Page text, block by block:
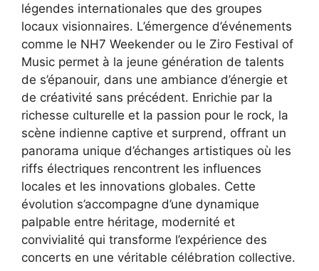
légendes internationales que des groupes
locaux visionnaires. L’émergence d’événements
comme le NH7 Weekender ou le Ziro Festival of
Music permet à la jeune génération de talents
de s’épanouir, dans une ambiance d’énergie et
de créativité sans précédent. Enrichie par la
richesse culturelle et la passion pour le rock, la
scène indienne captive et surprend, offrant un
panorama unique d’échanges artistiques où les
riffs électriques rencontrent les influences
locales et les innovations globales. Cette
évolution s’accompagne d’une dynamique
palpable entre héritage, modernité et
convivialité qui transforme l’expérience des
concerts en une véritable célébration collective.